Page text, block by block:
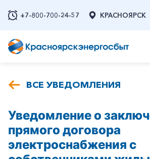
+7-800-700-24-57 КРАСНОЯРСК
ВСЕ УВЕДОМЛЕНИЯ
Уведомление о
прямого договора
электроснабжения с